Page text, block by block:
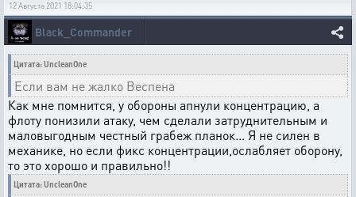
12 Августа 2021 18:04:35
Black_Commander
Цитата: UncleanOne
Если вам не жалко Веспена
Как мне помнится, у обороны апнули концентрацию, а
флоту понизили атаку, чем сделали затруднительным и
маловыгодным честный грабеж планок... Я не силен в
механике, но если фикс концентрации,ослабляет оборону,
то это хорошо и правильно!!
Цитата: UncleanOne